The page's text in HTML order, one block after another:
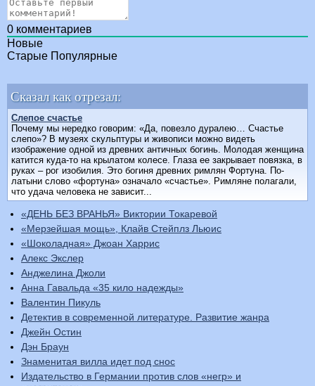
0 комментариев
Новые
Старые Популярные
Сказал как отрезал:
Слепое счастье
Почему мы нередко говорим: «Да, повезло дуралею… Счастье
слепо»? В музеях скульптуры и живописи можно видеть
изображение одной из древних античных богинь. Молодая женщина
катится куда-то на крылатом колесе. Глаза ее закрывает повязка, в
руках – рог изобилия. Это богиня древних римлян Фортуна. По-
латыни слово «фортуна» означало «счастье». Римляне полагали,
что удача человека не зависит...
«ДЕНЬ БЕЗ ВРАНЬЯ» Виктории Токаревой
«Мерзейшая мощь», Клайв Стейплз Льюис
«Шоколадная» Джоан Харрис
Алекс Экслер
Анджелина Джоли
Анна Гавальда «35 кило надежды»
Валентин Пикуль
Детектив в современной литературе. Развитие жанра
Джейн Остин
Дэн Браун
Знаменитая вилла идет под снос
Издательство в Германии против слов «негр» и